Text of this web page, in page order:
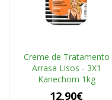
Creme de Tratamento
Arrasa Lisos - 3X1
Kanechom 1kg
12,90€